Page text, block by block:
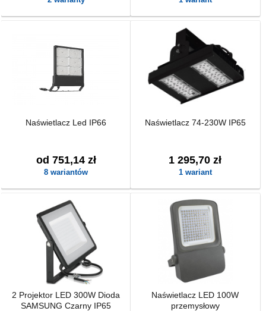
Naświetlacz Led IP66
od 751,14 zł
8 wariantów
Naświetlacz 74-230W IP65
1 295,70 zł
1 wariant
2 Projektor LED 300W Dioda
SAMSUNG Czarny IP65
Naświetlacz LED 100W
przemysłowy